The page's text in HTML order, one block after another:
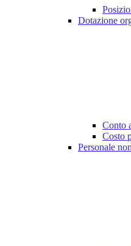
Dotazione
Conto
Costo
Personale